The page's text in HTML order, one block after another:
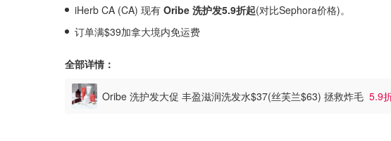
iHerb CA (CA) 现有 Oribe 洗护发5.9折起(对比Sephora价格)。
订单满$39加拿大境内免运费
全部详情：
Oribe 洗护发大促 丰盈滋润洗发水$37(丝芙兰$63) 拯救炸毛 5.9